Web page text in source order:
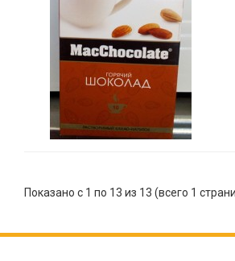
Показано с 1 по 13 из 13 (всего 1